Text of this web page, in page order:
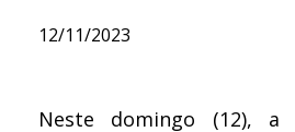
12/11/2023
Neste domingo (12),